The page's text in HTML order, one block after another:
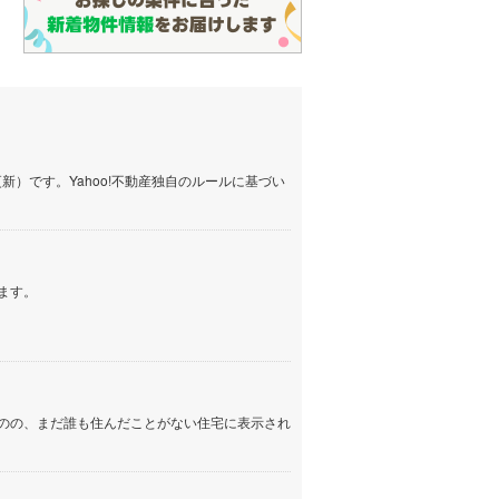
）です。Yahoo!不動産独自のルールに基づい
。
の、まだ誰も住んだことがない住宅に表示され